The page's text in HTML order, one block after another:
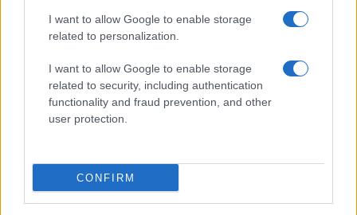
I want to allow Google to enable storage
related to personalization.
I want to allow Google to enable storage
related to security, including authentication
functionality and fraud prevention, and other
user protection.
CONFIRM
szankciókat.” Ez az álláspont már júniusban is
tarthatatlan volt, azóta még jobban elfajultak
a dolgok – Magyarország lenne
Fehéroroszország utolsó európai csatlósa?
Ha Izraelről van szó, Budapest dicséretes
mainstreammel, és ezzel paradox módon
éppen a legalapvetőbb európai elvek talaján